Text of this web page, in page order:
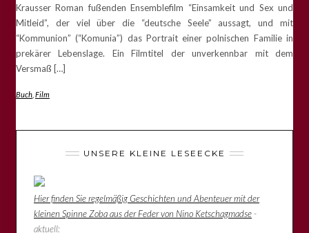
Krausser Roman fußenden Ensemblefilm “Einsamkeit und Sex und
Mitleid”, der viel über die “deutsche Seele” aussagt, und mit
“Kommunion” (“Komunia”) das Portrait einer polnischen Familie in
prekärer Lebenslage. Ein Filmtitel der unverkennbar mit dem
Versmaß […]
Buch Film
UNSERE KLEINE LESEECKE
Hier finden Sie regelmäßig Geschichten und Abenteuer mit der
kleinen Spinne Zoba aus der Feder von Nino Ketschagmadse-
aktuell: